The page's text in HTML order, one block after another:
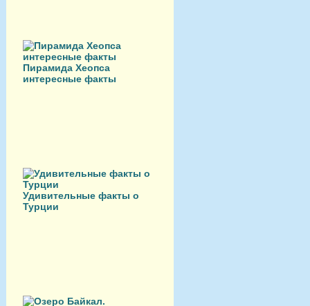
Пирамида Хеопса
интересные факты
Удивительные факты о
Турции